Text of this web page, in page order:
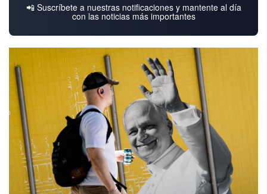
📲 Suscríbete a nuestras notificaciones y mantente al día
con las noticias más importantes